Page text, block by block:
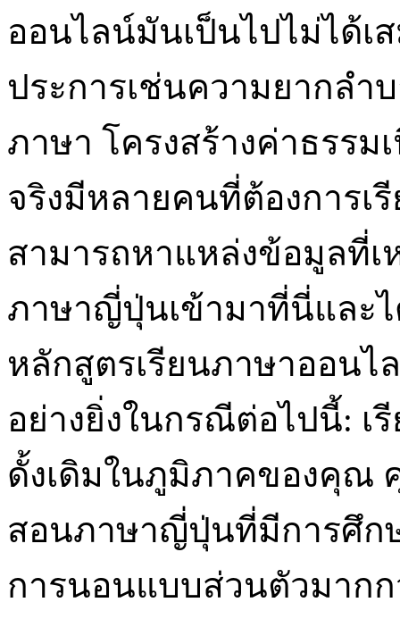
ออนไลน์มันเป็นไปไม่ได้เ
ประการเช่นความยากลำ
ภาษา โครงสร้างค่าธรร
จริงมีหลายคนที่ต้องการ
สามารถหาแหล่งข้อมูลที่
ภาษาญี่ปุ่นเข้ามาที่นี่และ
หลักสูตรเรียนภาษาออน
อย่างยิ่งในกรณีต่อไปนี้:
ดั้งเดิมในภูมิภาคของคุณ
สอนภาษาญี่ปุ่นที่มีการศึ
การนอนแบบส่วนตัวมากก